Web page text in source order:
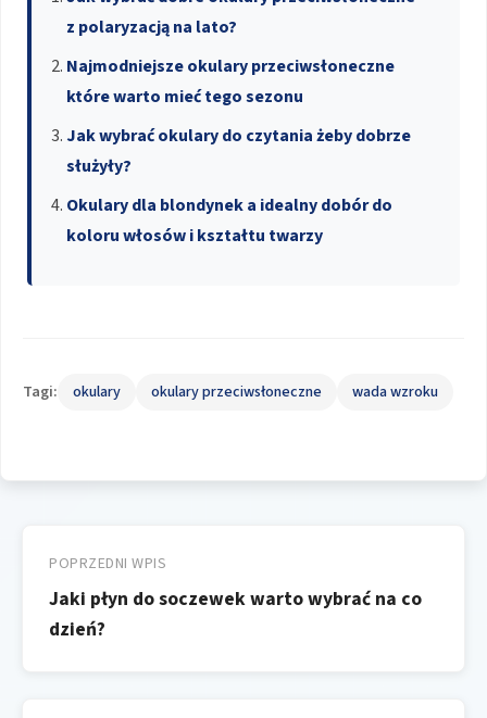
z polaryzacją na lato?
Najmodniejsze okulary przeciwsłoneczne
które warto mieć tego sezonu
Jak wybrać okulary do czytania żeby dobrze
służyły?
Okulary dla blondynek a idealny dobór do
koloru włosów i kształtu twarzy
Tagi: okulary okulary przeciwsłoneczne wada wzroku
wpisu
POPRZEDNI WPIS
Jaki płyn do soczewek warto wybrać na co
dzień?